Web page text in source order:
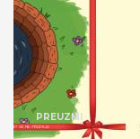
PREUZMI